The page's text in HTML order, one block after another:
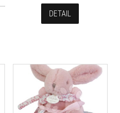
DETAIL